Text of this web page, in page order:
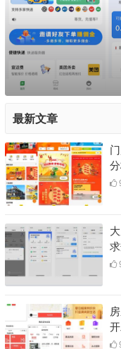
最新文章